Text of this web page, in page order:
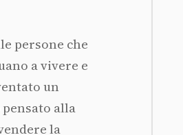
persone che
a vivere e
un
alla
la